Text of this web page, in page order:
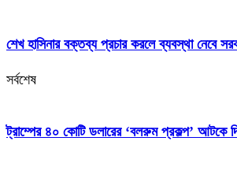
শেখ হাসিনার বক্তব্য প্রচার করলে ব্যবস্থা নেবে
সর্বশেষ
ট্রাম্পের ৪০ কোটি ডলারের ‘বলরুম প্রকল্প’ আটকে